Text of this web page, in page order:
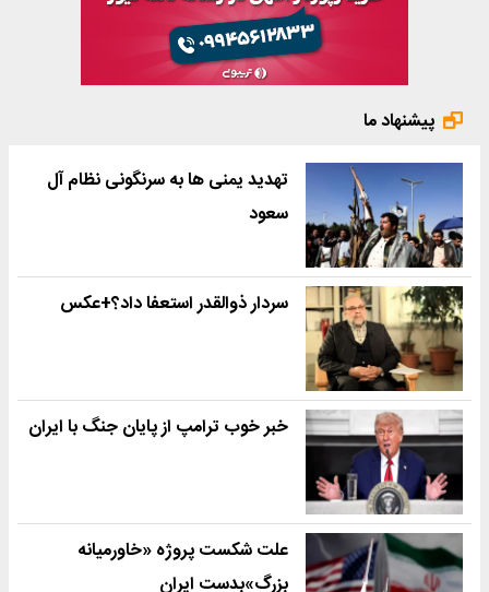
پیشنهاد ما
تهدید یمنی ها به سرنگونی نظام آل
سعود
سردار ذوالقدر استعفا داد؟+عکس
خبر خوب ترامپ از پایان جنگ با ایران
علت شکست پروژه «خاورمیانه
بزرگ»بدست ایران